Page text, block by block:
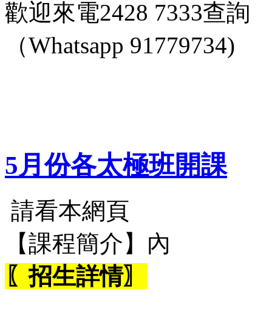
歡迎來電2428 7333查詢
（Whatsapp 91779734)
5月份各太極班開課
請看本網頁
【課程簡介】內
〖招生詳情〗